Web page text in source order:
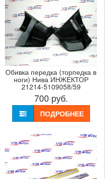
Обивка передка (торпедка в
ноги) Нива ИНЖЕКТОР
21214-5109058/59
700 руб.
ПОДРОБНЕЕ